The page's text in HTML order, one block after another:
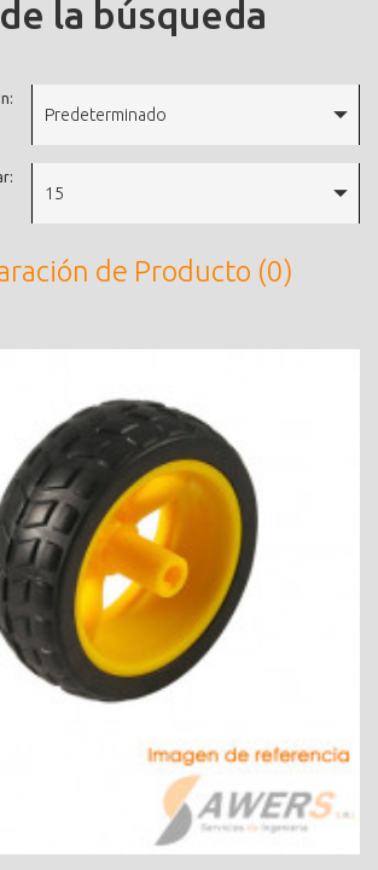
la búsqueda
Predeterminado
15
de Producto (0)